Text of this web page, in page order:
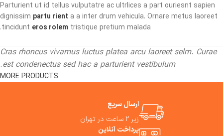
Parturient ut id tellus vulputatre ac ultrlices a part ouriesnt sapien
dignissim partu rient a a inter drum vehicula. Ornare metus laoreet
tincidunt eros rolem tristique pretium malada.
Cras rhoncus vivamus luctus platea arcu laoreet selm. Curae
est condenectus sed hac a parturient vestibulum.
MORE PRODUCTS
ارسال سریع
زیر ۲ ساعت در تهران
پرداخت آنلاین